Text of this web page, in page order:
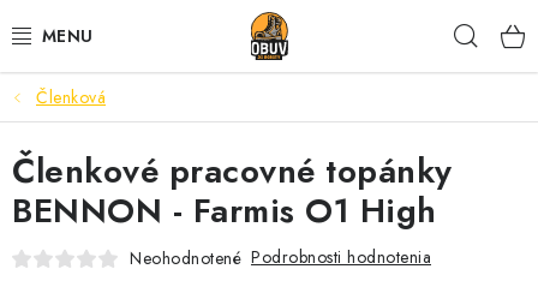
na
PRACOVNÁ A BEZPEČNOSTNÁ OBUV
VOĽNOČASOVÁ OBUV
VÝPREDAJ
Členková
Členkové pracovné topánky
BENNON - Farmis O1 High
Neohodnotené Podrobnosti hodnotenia